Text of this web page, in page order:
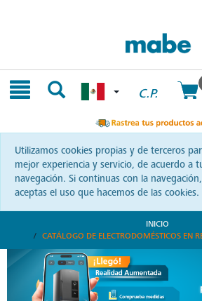
C.P.
Utilizamos cookies propias y de terceros
mejor experiencia y servicio, de acuerdo a
navegación. Si continuas con la
aceptas el uso que hacemos de las cookies.
INICIO
CATÁLOGO DE ELECTRODOMÉSTICOS EN